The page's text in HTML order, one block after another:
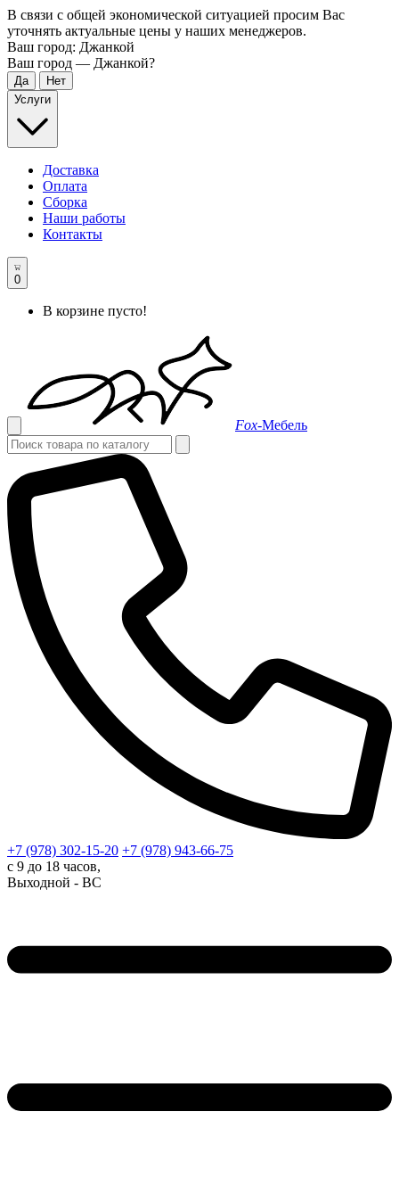
В связи с общей экономической ситуацией просим Вас
уточнять актуальные цены у наших менеджеров.
Ваш город: Джанкой
Ваш город — Джанкой?
Услуги
Доставка
Оплата
Сборка
Наши работы
Контакты
0
В корзине пусто!
Fox-Мебель
+7 (978) 302-15-20 +7 (978) 943-66-75
с 9 до 18 часов,
Выходной - ВС